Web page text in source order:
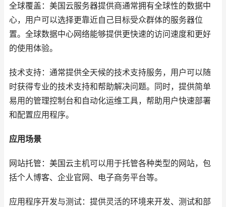
全球覆盖：美国云服务器提供商通常拥有全球性的数据中
心，用户可以选择更靠近自己目标受众群体的服务器位
置。全球数据中心网络能够提供更快速的访问速度和更好
的使用体验。
技术支持：通常提供全天候的技术支持服务，用户可以随
时获得专业的技术支持和帮助解决问题。同时，提供简单
易用的管理控制台和自动化运维工具，帮助用户快速部署
和配置应用程序。
应用场景
网站托管：美国云主机可以用于托管各种类型的网站，包
括个人博客、企业官网、电子商务平台等。
应用程序开发与测试：提供灵活的环境来开发、测试和部